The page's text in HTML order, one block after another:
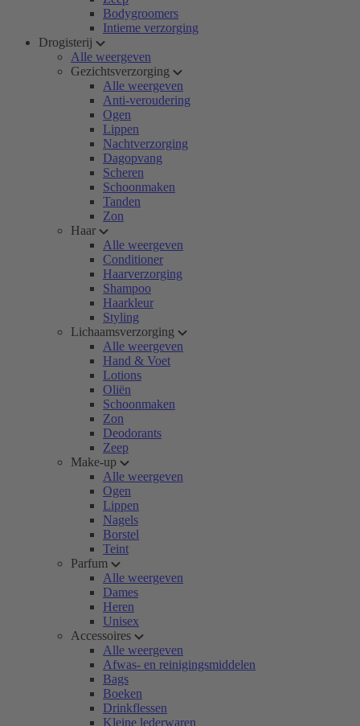
Bodygroomers
Intieme verzorging
Drogisterij
Alle weergeven
Gezichtsverzorging
Alle weergeven
Anti-veroudering
Ogen
Lippen
Nachtverzorging
Dagopvang
Scheren
Schoonmaken
Tanden
Zon
Haar
Alle weergeven
Conditioner
Haarverzorging
Shampoo
Haarkleur
Styling
Lichaamsverzorging
Alle weergeven
Hand & Voet
Lotions
Oliën
Schoonmaken
Zon
Deodorants
Zeep
Make-up
Alle weergeven
Ogen
Lippen
Nagels
Borstel
Teint
Parfum
Alle weergeven
Dames
Heren
Unisex
Accessoires
Alle weergeven
Afwas- en reinigingsmiddelen
Bags
Boeken
Drinkflessen
Kleine lederwaren